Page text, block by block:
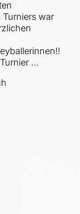
Turniers war
…